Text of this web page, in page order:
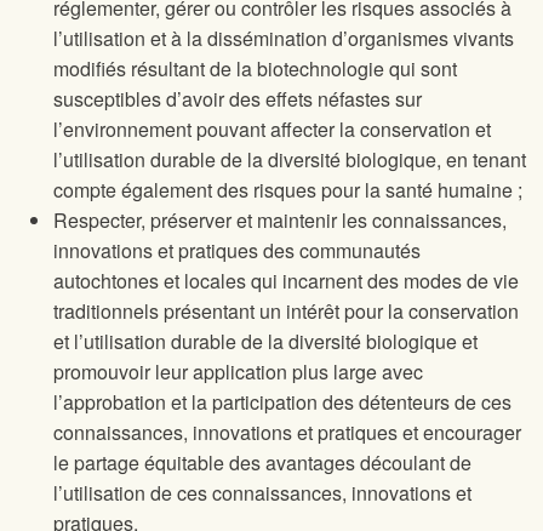
réglementer, gérer ou contrôler les risques associés à
l’utilisation et à la dissémination d’organismes vivants
modifiés résultant de la biotechnologie qui sont
susceptibles d’avoir des effets néfastes sur
l’environnement pouvant affecter la conservation et
l’utilisation durable de la diversité biologique, en tenant
compte également des risques pour la santé humaine ;
Respecter, préserver et maintenir les connaissances,
innovations et pratiques des communautés
autochtones et locales qui incarnent des modes de vie
traditionnels présentant un intérêt pour la conservation
et l’utilisation durable de la diversité biologique et
promouvoir leur application plus large avec
l’approbation et la participation des détenteurs de ces
connaissances, innovations et pratiques et encourager
le partage équitable des avantages découlant de
l’utilisation de ces connaissances, innovations et
pratiques.